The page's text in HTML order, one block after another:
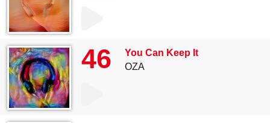
46
You Can Keep It
OZA